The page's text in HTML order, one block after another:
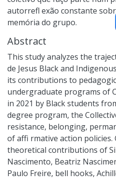
autorrefl exão constante
memória do grupo.
Abstract
This study analyzes the
de Jesus Black and
its contributions to
undergraduate programs of
in 2021 by Black students
degree program, the
resistance, belonging,
of affi rmative action policies.
theoretical contributions of
Nascimento, Beatriz
Paulo Freire, bell hooks,